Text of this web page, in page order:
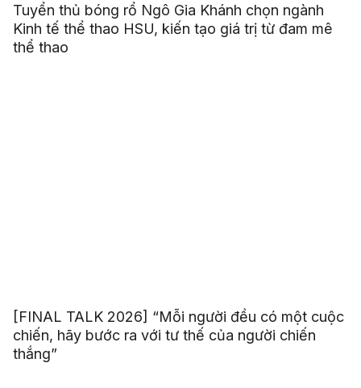
Tuyển thủ bóng rổ Ngô Gia Khánh chọn ngành
Kinh tế thể thao HSU, kiến tạo giá trị từ đam mê
thể thao
[FINAL TALK 2026] “Mỗi người đều có một cuộc
chiến, hãy bước ra với tư thế của người chiến
thắng”